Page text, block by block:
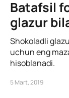
Batafsil
glazur
Shokoladli
uchun eng
hisoblanadi.
5 Mart, 2019